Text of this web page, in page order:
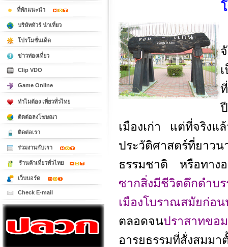
เมืองเก่า แต่ที่จริงแ
ประวัติศาสตร์ที่ยาวน
ธรรมชาติ หรือทาง
ซากสิ่งมีชีวิตดึกดำ
เมืองโบราณสมัยก่อ
ตลอดจนปราสาทขอ
อารยธรรมที่สั่งสมม
ที่พักแนะนำ
บริษัททัวร์ นำเที่ยว
โปรโมชั่นเด็ด
ข่าวท่องเที่ยว
Clip VDO
Game Online
ทำไมต้อง เที่ยวทั่วไทย
ติดต่อลงโฆษณา
ติดต่อเรา
ร่วมงานกับเรา
ร้านค้าเที่ยวทั่วไทย
เว็บบอร์ด
Check E-mail